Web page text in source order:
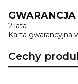
2 lata
Karta gwarancyjna
Cechy